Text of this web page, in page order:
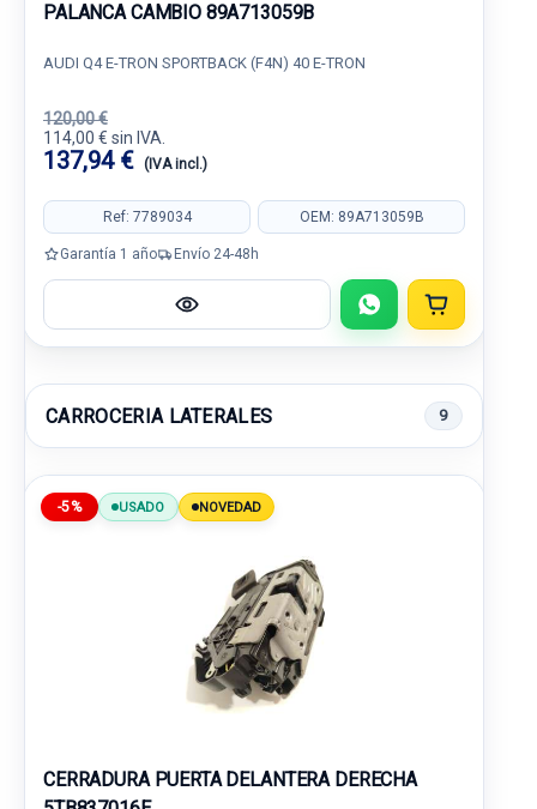
PALANCA CAMBIO 89A713059B
AUDI Q4 E-TRON SPORTBACK (F4N) 40 E-TRON
120,00 €
114,00 € sin IVA.
137,94 € (IVA incl.)
Ref: 7789034 OEM: 89A713059B
Garantía 1 año Envío 24-48h
CARROCERIA LATERALES 9
-5% USADO NOVEDAD
CERRADURA PUERTA DELANTERA DERECHA